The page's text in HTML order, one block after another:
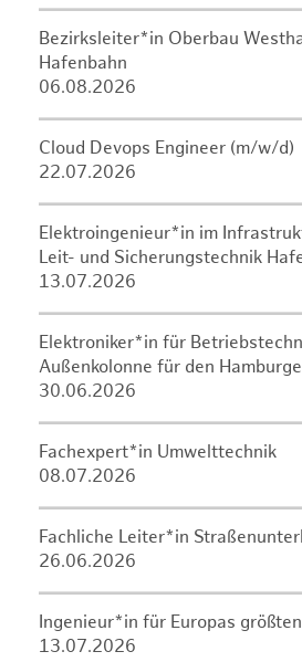
Bezirksleiter*in Oberbau
Hafenbahn
06.08.2026
Cloud Devops Engineer (m/w/d)
22.07.2026
Elektroingenieur*in im
Leit- und Sicherungstechnik
13.07.2026
Elektroniker*in für
Außenkolonne für den
30.06.2026
Fachexpert*in Umwelttechnik
08.07.2026
Fachliche Leiter*in
26.06.2026
Ingenieur*in für Europas
13.07.2026